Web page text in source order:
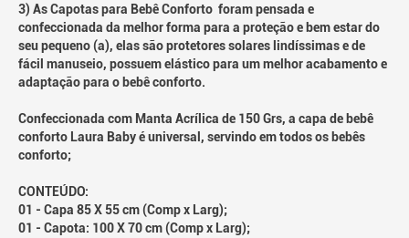
3) As Capotas para Bebê Conforto foram pensada e
confeccionada da melhor forma para a proteção e bem estar do
seu pequeno (a), elas são protetores solares lindíssimas e de
fácil manuseio, possuem elástico para um melhor acabamento e
adaptação para o bebê conforto.
Confeccionada com Manta Acrílica de 150 Grs, a capa de bebê
conforto Laura Baby é universal, servindo em todos os bebês
conforto;
CONTEÚDO:
01 - Capa 85 X 55 cm (Comp x Larg);
01 - Capota: 100 X 70 cm (Comp x Larg);